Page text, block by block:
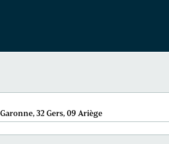
32 Gers, 09 Ariège